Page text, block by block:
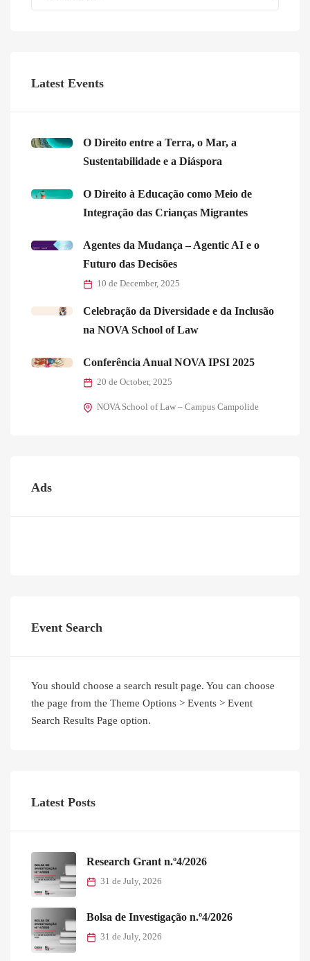
Latest Events
O Direito entre a Terra, o Mar, a
Sustentabilidade e a Diáspora
O Direito à Educação como Meio de
Integração das Crianças Migrantes
Agentes da Mudança – Agentic AI e o
Futuro das Decisões
10 de December, 2025
Celebração da Diversidade e da Inclusão
na NOVA School of Law
Conferência Anual NOVA IPSI 2025
20 de October, 2025
NOVA School of Law – Campus Campolide
Ads
Event Search
You should choose a search result page. You can choose
the page from the Theme Options > Events > Event
Search Results Page option.
Latest Posts
Research Grant n.º4/2026
31 de July, 2026
Bolsa de Investigação n.º4/2026
31 de July, 2026